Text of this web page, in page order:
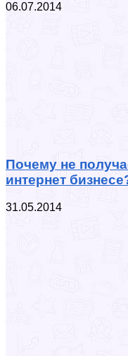
06.07.2014
Почему не
интернет
31.05.2014